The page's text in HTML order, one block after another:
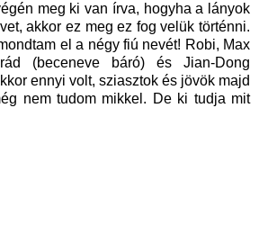
meg ki van írva, hogyha a lányok
akkor ez meg ez fog velük történni.
el a négy fiú nevét! Robi, Max
(beceneve báró) és Jian-Dong
ennyi volt, sziasztok és jövök majd
nem tudom mikkel. De ki tudja mit